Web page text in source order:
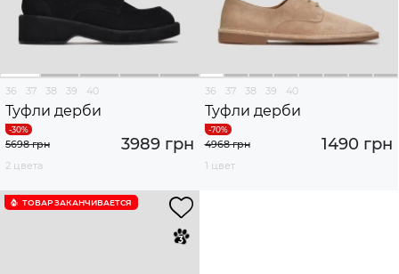
36 37 38 39 40
Туфли дерби
3989 грн
5698 грн
2 цвета
36 37 38 39 40
Туфли дерби
1490 грн
4968 грн
1 цвет
ТОВАР ЗАКАНЧИВАЕТСЯ